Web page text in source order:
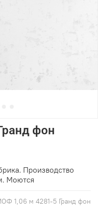
1,06 м 4281-5 Гранд фон
фон
Производство
Моются